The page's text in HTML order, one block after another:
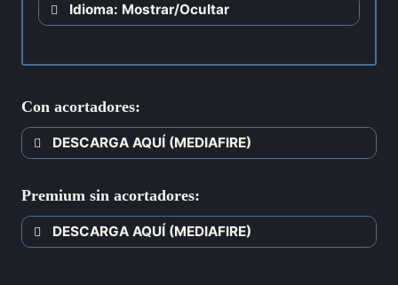
Idioma: Mostrar/Ocultar
Con acortadores:
DESCARGA AQUÍ (MEDIAFIRE)
Premium sin acortadores:
DESCARGA AQUÍ (MEDIAFIRE)